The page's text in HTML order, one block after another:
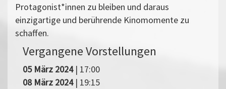
Protagonist*innen zu bleiben und daraus
einzigartige und berührende Kinomomente zu
schaffen.
Vergangene Vorstellungen
05 März 2024| 17:00
08 März 2024| 19:15